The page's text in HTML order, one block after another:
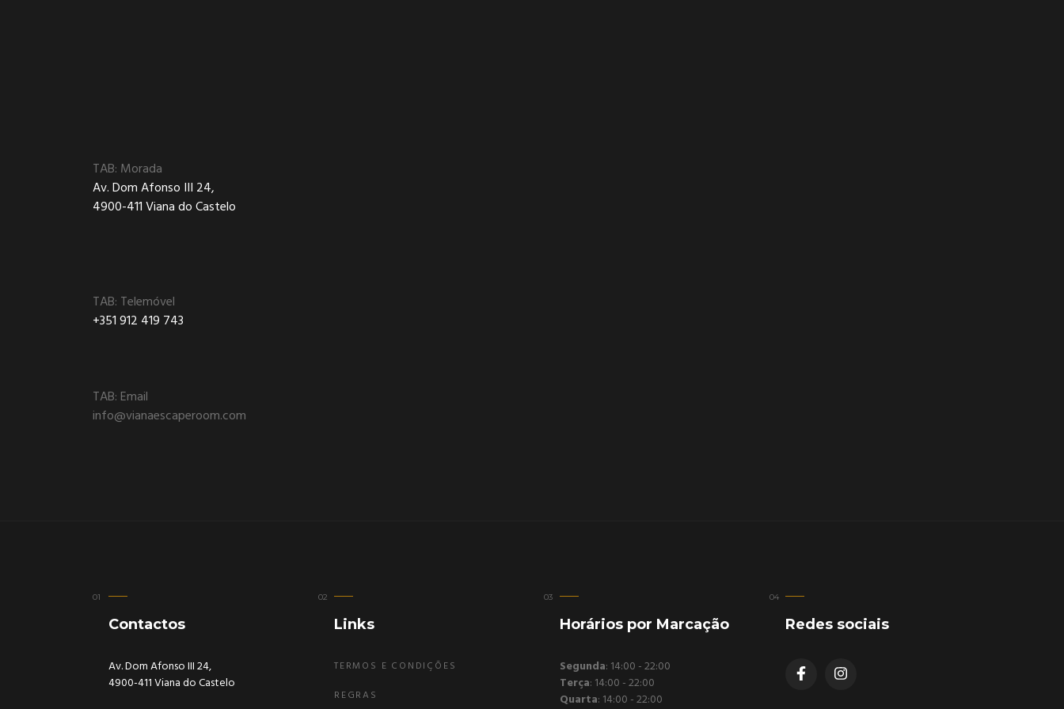
TAB: Morada
Av. Dom Afonso III 24,
4900-411 Viana do Castelo
TAB: Telemóvel
+351 912 419 743
TAB: Email
info@vianaescaperoom.com
Contactos
Av. Dom Afonso III 24,
4900-411 Viana do Castelo
Links
TERMOS E CONDIÇÕES
REGRAS
Horários por Marcação
Segunda: 14:00 - 22:00
Terça: 14:00 - 22:00
Quarta: 14:00 - 22:00
Redes sociais